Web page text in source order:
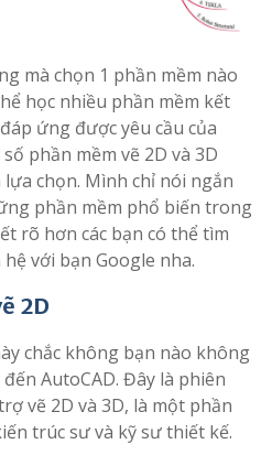
mà chọn 1 phần mềm nào
học nhiều phần mềm kết
ứng được yêu cầu của
phần mềm vẽ 2D và 3D
chọn. Mình chỉ nói ngắn
phần mềm phổ biến trong
rõ hơn các bạn có thể tìm
với bạn Google nha.
2D
chắc không bạn nào không
AutoCAD. Đây là phiên
vẽ 2D và 3D, là một phần
trúc sư và kỹ sư thiết kế.